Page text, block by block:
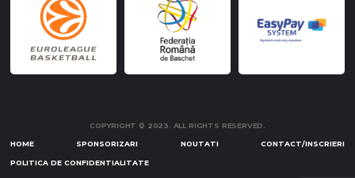
COPYRIGHT © 2023. ALL RIGHTS RESERVED.
HOME SPONSORIZARI NOUTATI CONTACT/INSCRIERI
POLITICA DE CONFIDENTIALITATE